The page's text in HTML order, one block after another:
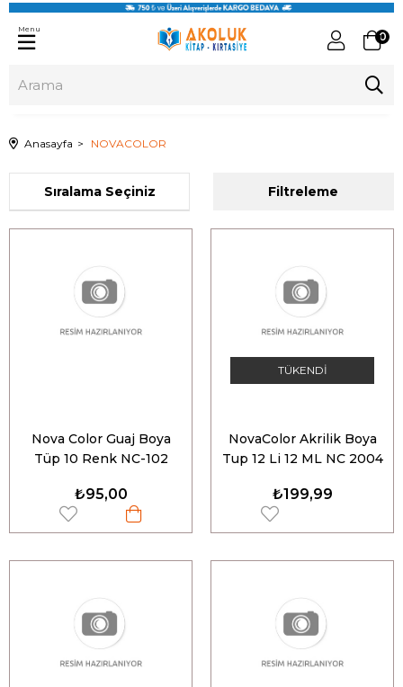
0
Menu
Anasayfa NOVACOLOR
Filtreleme
Sıralama
Nova Color Guaj Boya
Tüp 10 Renk NC-102
₺95,00
TÜKENDI
NovaColor Akrilik Boya
Tup 12 Li 12 ML NC 2004
₺199,99